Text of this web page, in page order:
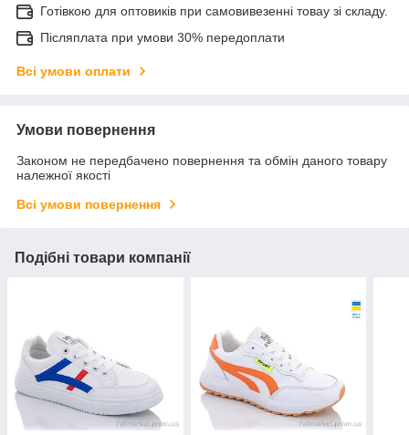
Готівкою для оптовиків при самовивезенні товау зі складу.
Післяплата при умови 30% передоплати
Всі умови оплати
Умови повернення
Законом не передбачено повернення та обмін даного товару
належної якості
Всі умови повернення
Подібні товари компанії